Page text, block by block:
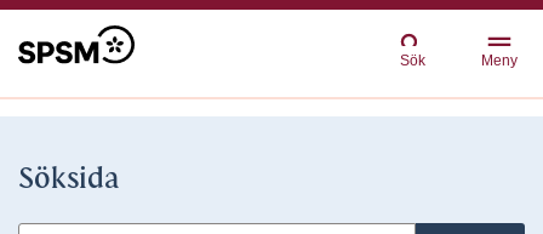
Sök Meny
Söksida